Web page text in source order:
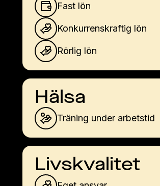
Fast lön
Konkurrenskraftig lön
Rörlig lön
Hälsa
Träning under arbetstid
Livskvalitet